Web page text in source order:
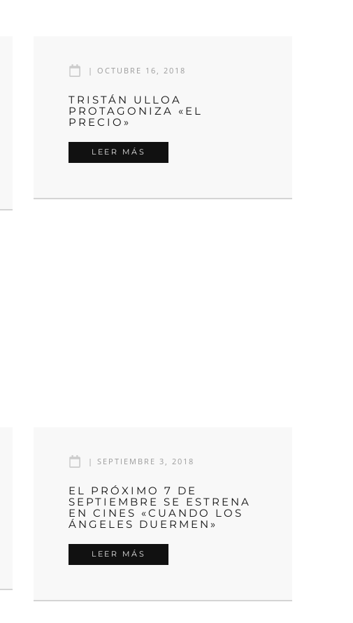
| OCTUBRE 16, 2018
TRISTÁN ULLOA
PROTAGONIZA «EL
PRECIO»
LEER MÁS
| SEPTIEMBRE 3, 2018
EL PRÓXIMO 7 DE
SEPTIEMBRE SE ESTRENA
EN CINES «CUANDO LOS
ÁNGELES DUERMEN»
LEER MÁS